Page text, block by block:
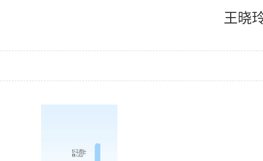
王晓